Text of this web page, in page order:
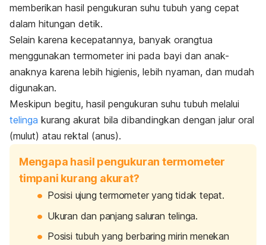
memberikan hasil pengukuran suhu tubuh yang cepat
dalam hitungan detik.
Selain karena kecepatannya, banyak orangtua
menggunakan termometer ini pada bayi dan anak-
anaknya karena lebih higienis, lebih nyaman, dan mudah
digunakan.
Meskipun begitu, hasil pengukuran suhu tubuh melalui
telinga kurang akurat bila dibandingkan dengan jalur oral
(mulut) atau rektal (anus).
Mengapa hasil pengukuran termometer
timpani kurang akurat?
Posisi ujung termometer yang tidak tepat.
Ukuran dan panjang saluran telinga.
Posisi tubuh yang berbaring mirin menekan